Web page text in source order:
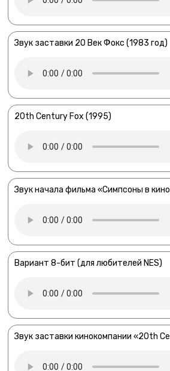
Звук заставки 20 Век Фокс (1983 год)
20th Century Fox (1995)
Звук начала фильма «Симпсоны в
Вариант 8-бит (для любителей NES)
Звук заставки кинокомпании «20th